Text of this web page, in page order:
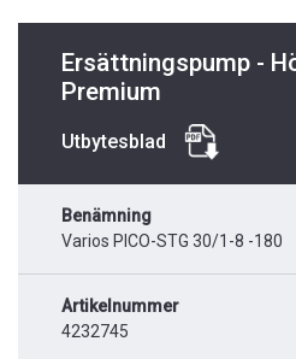
Ersättningspump -
Premium
Utbytesblad
Benämning
Varios PICO-STG 30/1-8 -180
Artikelnummer
4232745